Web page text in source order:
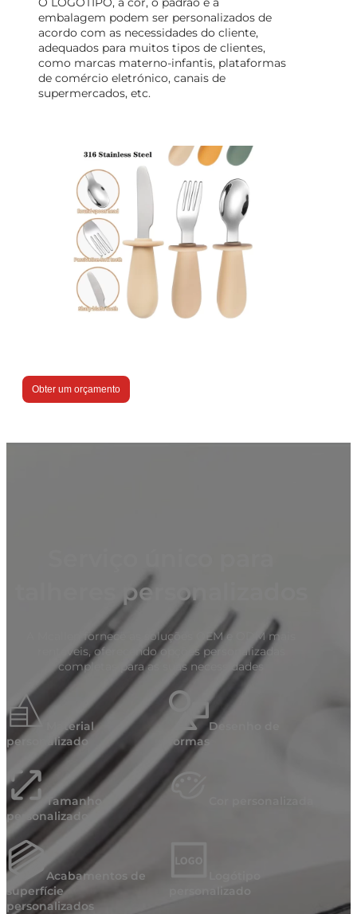
embalagem podem ser personalizados de
acordo com as necessidades do cliente,
adequados para muitos tipos de clientes,
como marcas materno-infantis, plataformas
de comércio eletrónico, canais de
supermercados, etc.
Obter um orçamento
talheres personalizados
A Mcallen fornece as soluções OEM e ODM mais
rentáveis, oferecendo opções personalizadas
completas para as suas necessidades
Material
personalizado
Desenho de
formas
Tamanho
personalizado
Acabamentos de
superfície
personalizados